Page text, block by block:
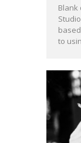
Blank
to